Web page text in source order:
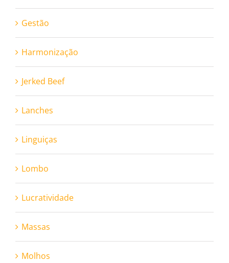
Gestão
Harmonização
Jerked Beef
Lanches
Linguiças
Lombo
Lucratividade
Massas
Molhos